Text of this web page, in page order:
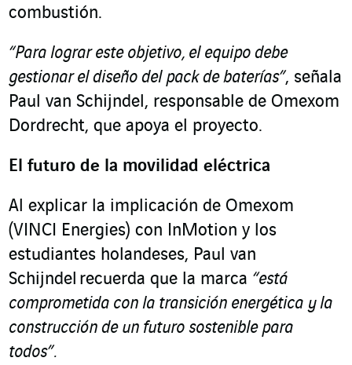
combustión.
“Para lograr este objetivo, el equipo debe
gestionar el diseño del pack de baterías”, señala
Paul van Schijndel, responsable de Omexom
Dordrecht, que apoya el proyecto.
El futuro de la movilidad eléctrica
Al explicar la implicación de Omexom
(VINCI Energies) con InMotion y los
estudiantes holandeses, Paul van
Schijndel recuerda que la marca “está
comprometida con la transición energética y la
construcción de un futuro sostenible para
todos”.